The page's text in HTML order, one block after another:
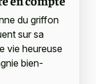
du griffon
sur sa
vie heureuse
bien-